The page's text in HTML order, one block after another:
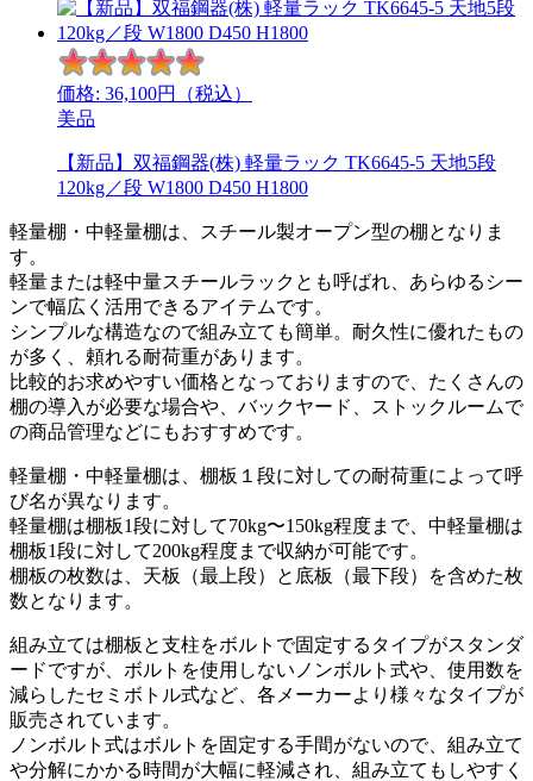
価格: 36,100円（税込）
美品
【新品】双福鋼器(株) 軽量ラック TK6645-5 天地5段
120kg／段 W1800 D450 H1800
軽量棚・中軽量棚は、スチール製オープン型の棚となりま
す。
軽量または軽中量スチールラックとも呼ばれ、あらゆるシー
ンで幅広く活用できるアイテムです。
シンプルな構造なので組み立ても簡単。耐久性に優れたもの
が多く、頼れる耐荷重があります。
比較的お求めやすい価格となっておりますので、たくさんの
棚の導入が必要な場合や、バックヤード、ストックルームで
の商品管理などにもおすすめです。
軽量棚・中軽量棚は、棚板１段に対しての耐荷重によって呼
び名が異なります。
軽量棚は棚板1段に対して70kg〜150kg程度まで、中軽量棚は
棚板1段に対して200kg程度まで収納が可能です。
棚板の枚数は、天板（最上段）と底板（最下段）を含めた枚
数となります。
組み立ては棚板と支柱をボルトで固定するタイプがスタンダ
ードですが、ボルトを使用しないノンボルト式や、使用数を
減らしたセミボトル式など、各メーカーより様々なタイプが
販売されています。
ノンボルト式はボルトを固定する手間がないので、組み立て
や分解にかかる時間が大幅に軽減され、組み立てもしやすく